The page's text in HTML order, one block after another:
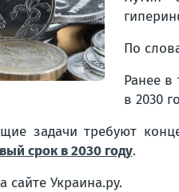
По
Ранее в
в 2030
задачи требуют
срок в 2030 году.
сайте Украина.ру.